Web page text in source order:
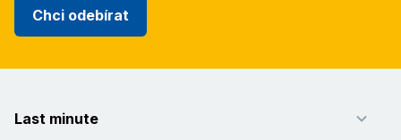
Chci odebírat
Last minute